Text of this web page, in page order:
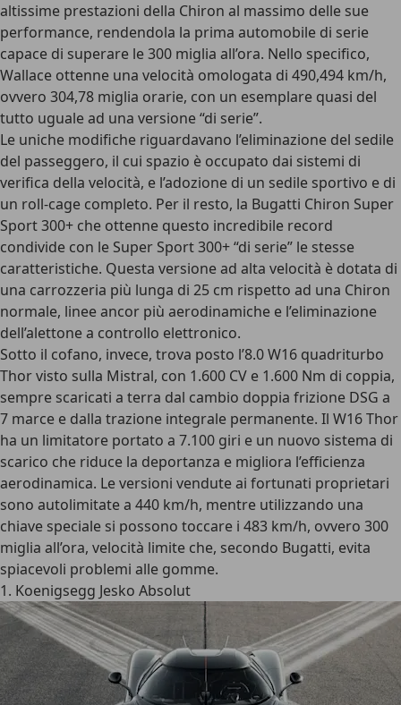
altissime prestazioni della Chiron al massimo delle sue
performance, rendendola la prima automobile di serie
capace di superare le 300 miglia all’ora. Nello specifico,
Wallace ottenne una velocità omologata di 490,494 km/h,
ovvero 304,78 miglia orarie, con un esemplare quasi del
tutto uguale ad una versione “di serie”.
Le uniche modifiche riguardavano l’eliminazione del sedile
del passeggero, il cui spazio è occupato dai sistemi di
verifica della velocità, e l’adozione di un sedile sportivo e di
un roll-cage completo. Per il resto, la Bugatti Chiron Super
Sport 300+ che ottenne questo incredibile record
condivide con le Super Sport 300+ “di serie” le stesse
caratteristiche. Questa versione ad alta velocità è dotata di
una carrozzeria più lunga di 25 cm rispetto ad una Chiron
normale, linee ancor più aerodinamiche e l’eliminazione
dell’alettone a controllo elettronico.
Sotto il cofano, invece, trova posto l’8.0 W16 quadriturbo
Thorvisto sulla Mistral, con 1.600 CV e 1.600 Nm di coppia,
sempre scaricati a terra dal cambio doppia frizione DSG a
7 marce e dalla trazione integrale permanente. Il W16 Thor
ha un limitatore portato a 7.100 giri e un nuovo sistema di
scarico che riduce la deportanza e migliora l’efficienza
aerodinamica. Le versioni vendute ai fortunati proprietari
sono autolimitate a 440 km/h, mentre utilizzando una
chiave speciale si possono toccare i 483 km/h, ovvero 300
miglia all’ora, velocità limite che, secondo Bugatti, evita
spiacevoli problemi alle gomme.
1. Koenigsegg Jesko Absolut